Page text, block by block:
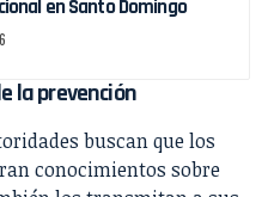
en Santo Domingo
la prevención
buscan que los
conocimientos sobre